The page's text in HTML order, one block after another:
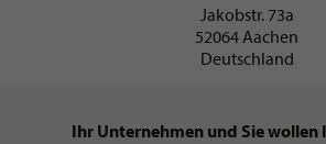
Jakobstr. 73a
52064 Aachen
Deutschland
Ihr Unternehmen und Sie wollen